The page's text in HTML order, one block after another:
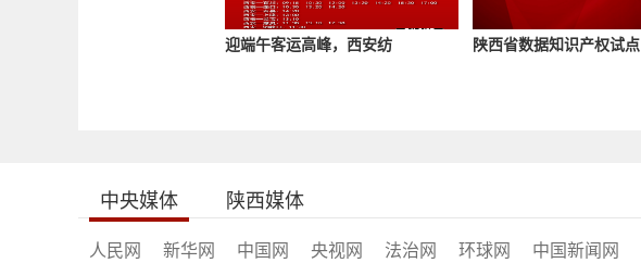
迎端午客运高峰，西安纺 陕西省数据知识产权试点
中央媒体 陕西媒体
人民网 新华网 中国网 央视网 法治网 环球网 中国新闻网